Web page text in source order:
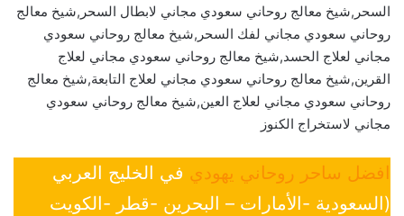
السحر,شيخ معالج روحاني سعودي مجاني لابطال السحر,شيخ معالج
روحاني سعودي مجاني لفك السحر,شيخ معالج روحاني سعودي
مجاني لعلاج الحسد,شيخ معالج روحاني سعودي مجاني لعلاج
القرين,شيخ معالج روحاني سعودي مجاني لعلاج التابعة,شيخ معالج
روحاني سعودي مجاني لعلاج العين,شيخ معالج روحاني سعودي
مجاني لاستخراج الكنوز
افضل ساحر روحاني يهودي في الخليج العربي
(السعودية -الأمارات – البحرين -قطر -الكويت